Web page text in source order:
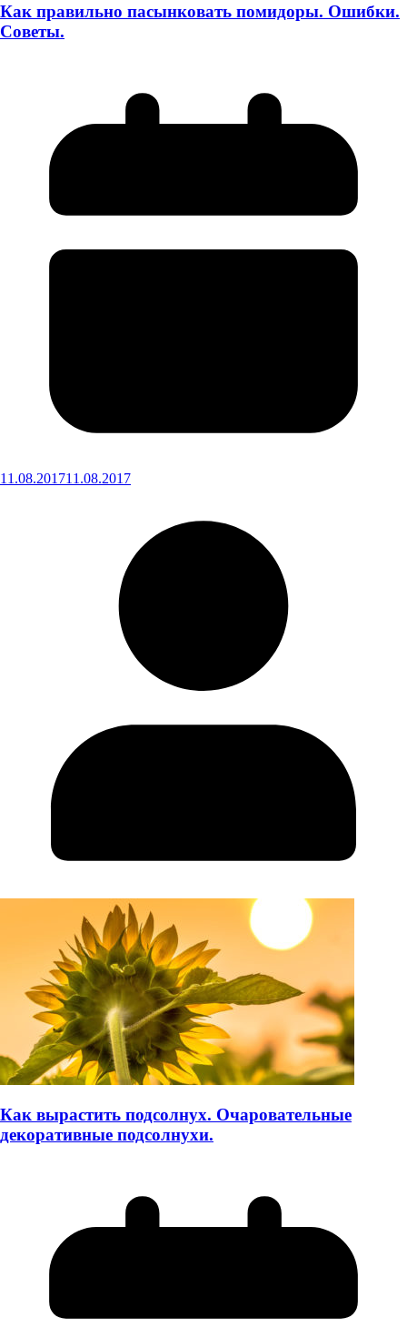
Как правильно пасынковать помидоры. Ошибки.
Советы.
11.08.201711.08.2017
Как вырастить подсолнух. Очаровательные
декоративные подсолнухи.